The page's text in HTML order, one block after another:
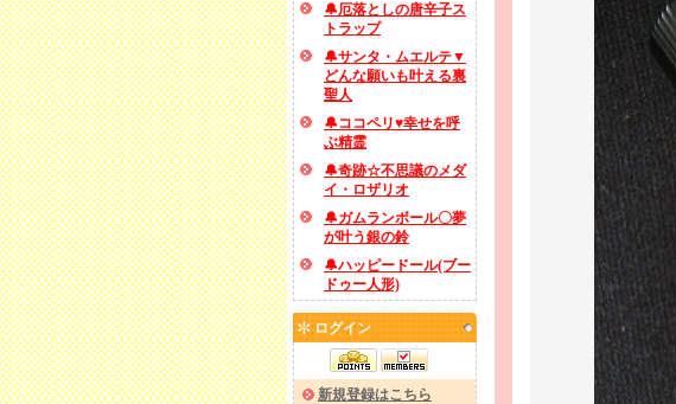
🔔厄落としの唐辛子ス
トラップ
🔔サンタ・ムエルテ▼
どんな願いも叶える裏
聖人
🔔ココペリ♥幸せを呼
ぶ精霊
🔔奇跡☆不思議のメダ
イ・ロザリオ
🔔ガムランボール〇夢
が叶う銀の鈴
🔔ハッピードール(ブー
ドゥー人形)
ログイン
新規登録はこちら